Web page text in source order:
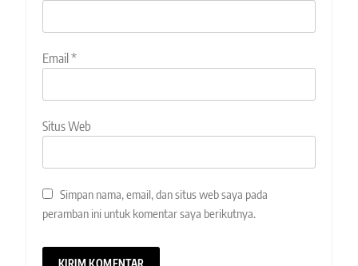
Email *
Situs Web
Simpan nama, email, dan situs web saya pada
peramban ini untuk komentar saya berikutnya.